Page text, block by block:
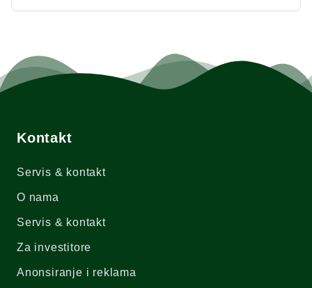
Kontakt
Servis & kontakt
O nama
Servis & kontakt
Za investitore
Anonsiranje i reklama